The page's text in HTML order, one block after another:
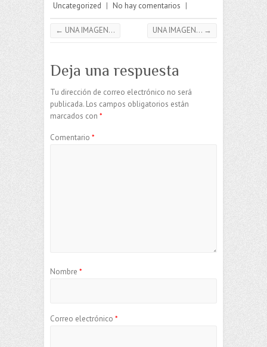
Uncategorized | No hay comentarios |
← UNA IMAGEN… UNA IMAGEN… →
Deja una respuesta
Tu dirección de correo electrónico no será
publicada. Los campos obligatorios están
marcados con *
Comentario *
Nombre *
Correo electrónico *